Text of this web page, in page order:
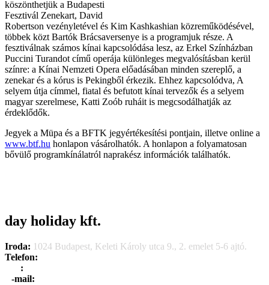
köszönthetjük a Budapesti
Fesztivál Zenekart, David
Robertson vezényletével és Kim Kashkashian közreműködésével,
többek közt Bartók Brácsaversenye is a programjuk része. A
fesztiválnak számos kínai kapcsolódása lesz, az Erkel Színházban
Puccini Turandot című operája különleges megvalósításban kerül
színre: a Kínai Nemzeti Opera előadásában minden szereplő, a
zenekar és a kórus is Pekingből érkezik. Ehhez kapcsolódva, A
selyem útja címmel, fiatal és befutott kínai tervezők és a selyem
magyar szerelmese, Katti Zoób ruháit is megcsodálhatják az
érdeklődők.
Jegyek a Müpa és a BFTK jegyértékesítési pontjain, illetve online a
www.btf.hu honlapon vásárolhatók. A honlapon a folyamatosan
bővülő programkínálatról naprakész információk találhatók.
day holiday kft.
Iroda: 1024 Budapest, Keleti Károly utca 9., 2. emelet 5-6 ajtó.
Telefon:
:
-mail: